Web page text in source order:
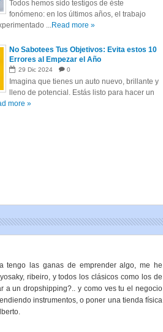
Todos hemos sido testigos de éste
fonómeno: en los últimos años, el trabajo
...Read more »
No Sabotees Tus Objetivos: Evita estos 10
Errores al Empezar el Año
29 Dic 2024 0
Imagina que tienes un auto nuevo, brillante y
lleno de potencial. Estás listo para hacer un
more »
tengo las ganas de emprender algo, me he
ribeiro, y todos los clásicos como los de
a un dropshipping?.. y como ves tu el negocio
instrumentos, o poner una tienda física